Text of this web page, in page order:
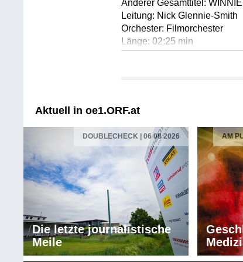
Anderer Gesamttitel:
Leitung: Nick Glennie-Smith
Orchester: Filmorchester
Länge: 02:25 min
Label: Walt Disney Records/
Aktuell in oe1.ORF.at
DOUBLECHECK | 06 08 2026
Die letzte journalistische
Meile
AM